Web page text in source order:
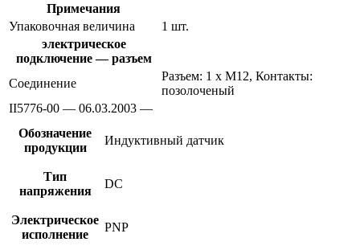
Примечания
Упаковочная величина
1 шт.
электрическое
подключение — разъем
Соединение
Разъем: 1 x M12, Контакты:
позолоченый
II5776-00 — 06.03.2003 —
Обозначение
продукции
Индуктивный датчик
Тип
напряжения
DC
Электрическое
исполнение
PNP